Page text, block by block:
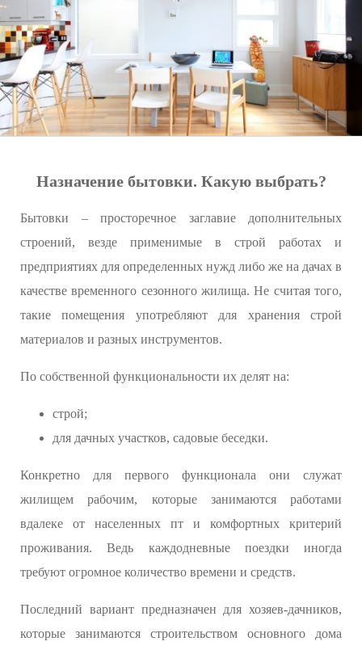
Назначение бытовки. Какую выбрать?
Бытовки – просторечное заглавие дополнительных
строений, везде применимые в строй работах и
предприятиях для определенных нужд либо же на дачах в
качестве временного сезонного жилища. Не считая того,
такие помещения употребляют для хранения строй
материалов и разных инструментов.
По собственной функциональности их делят на:
строй;
для дачных участков, садовые беседки.
Конкретно для первого функционала они служат
жилищем рабочим, которые занимаются работами
вдалеке от населенных пт и комфортных критерий
проживания. Ведь каждодневные поездки иногда
требуют огромное количество времени и средств.
Последний вариант предназначен для хозяев-дачников,
которые занимаются строительством основного дома